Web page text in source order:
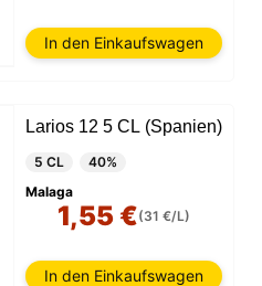
In den Einkaufswagen
Larios 12 5 CL (Spanien)
5 CL
40%
Malaga
1,55 €(31 €/L)
In den Einkaufswagen